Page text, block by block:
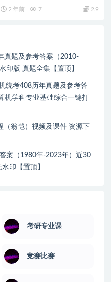
2 年前 7 2.9
真题及参考答案（2010-
印版 真题全集【置顶】
统考408历年真题及参考答
机学科专业基础综合一键打
（翁恺）视频及课件 资源下
案（1980年-2023年）近30
印【置顶】
考研专业课
竞赛比赛